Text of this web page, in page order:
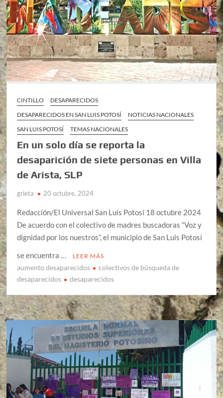
CINTILLO
DESAPARECIDOS
DESAPARECIDOS EN SAN LUIS POTOSÍ
NOTICIAS NACIONALES
SAN LUIS POTOSÍ
TEMAS NACIONALES
En un solo día se reporta la
desaparición de siete personas en Villa
de Arista, SLP
grieta 20 octubre, 2024
Redacción/El Universal San Luis Potosí 18 octubre 2024
De acuerdo con el colectivo de madres buscadoras “Voz y
dignidad por los nuestros”, el municipio de San Luis Potosí
se encuentra …
LEER MÁS
aumento desaparecidos
colectivos de búsqueda de
desaparecidos
desaparecidos